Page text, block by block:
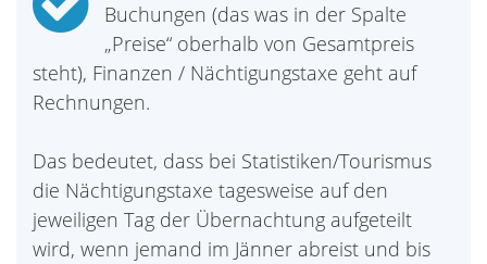
Buchungen (das was in der Spalte
„Preise“ oberhalb von Gesamtpreis
steht), Finanzen / Nächtigungstaxe geht auf
Rechnungen.
Das bedeutet, dass bei Statistiken/Tourismus
die Nächtigungstaxe tagesweise auf den
jeweiligen Tag der Übernachtung aufgeteilt
wird, wenn jemand im Jänner abreist und bis